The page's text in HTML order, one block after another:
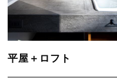
平屋＋ロフト